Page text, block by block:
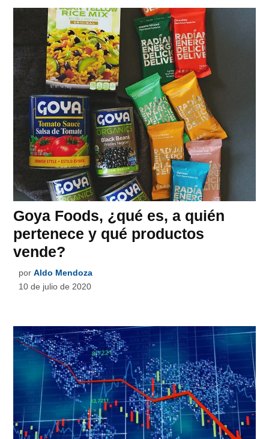
Goya Foods, ¿qué es, a quién
pertenece y qué productos
vende?
por Aldo Mendoza
10 de julio de 2020